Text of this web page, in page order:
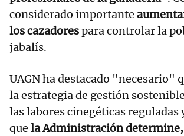
considerado importante
los cazadorespara controlar la
jabalís.
UAGN ha destacado "necesario"
la estrategia de gestión
las labores cinegéticas reguladas
que la Administración